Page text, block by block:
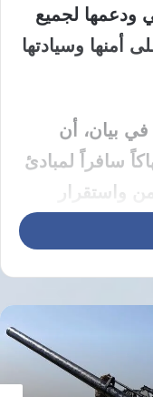
ودعمها لجميع
أمنها وسيادتها
في بيان، أن
سافراً لمبادئ
واستقرار
على المنشآت
“كافة الخطوط
على خفض